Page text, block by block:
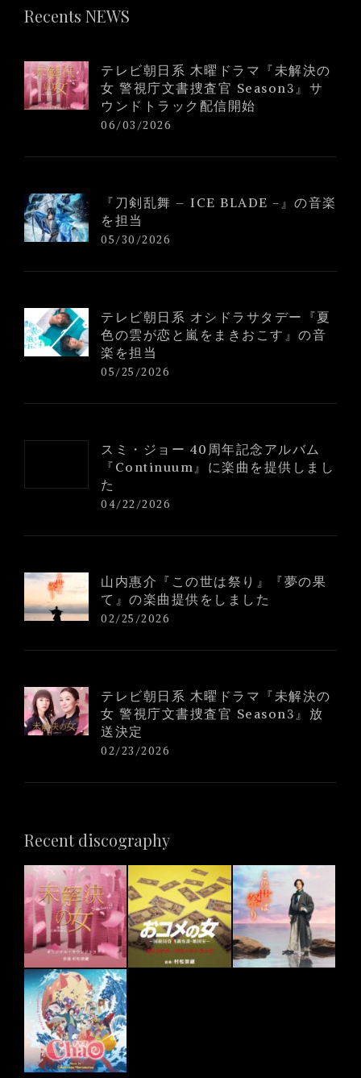
Recents NEWS
テレビ朝日系 木曜ドラマ『未解決の
女 警視庁文書捜査官 Season3』サ
ウンドトラック配信開始
06/03/2026
『刀剣乱舞 – ICE BLADE -』の音楽
を担当
05/30/2026
テレビ朝日系 オシドラサタデー『夏
色の雲が恋と嵐をまきおこす』の音
楽を担当
05/25/2026
スミ・ジョー 40周年記念アルバム
『Continuum』に楽曲を提供しまし
た
04/22/2026
山内惠介『この世は祭り』『夢の果
て』の楽曲提供をしました
02/25/2026
テレビ朝日系 木曜ドラマ『未解決の
女 警視庁文書捜査官 Season3』放
送決定
02/23/2026
Recent discography